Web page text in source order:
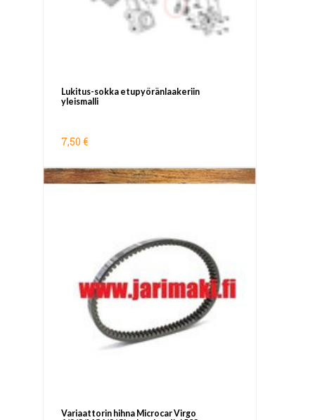
Lukitus-sokka etupyöränlaakeriin
yleismalli
7,50 €
Variaattorin hihna Microcar Virgo